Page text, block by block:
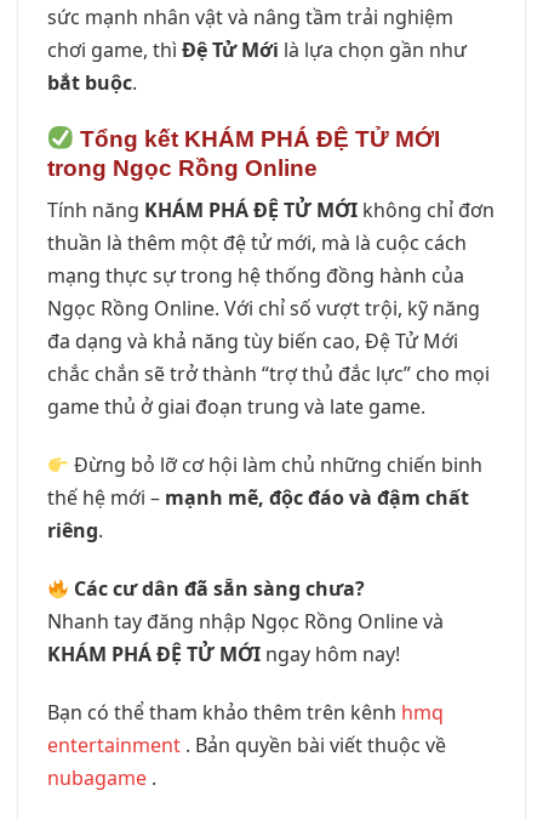
sức mạnh nhân vật và nâng tầm trải nghiệm
chơi game, thì Đệ Tử Mới là lựa chọn gần như
bắt buộc.
Tổng kết KHÁM PHÁ ĐỆ TỬ MỚI
trong Ngọc Rồng Online
Tính năng KHÁM PHÁ ĐỆ TỬ MỚI không chỉ đơn
thuần là thêm một đệ tử mới, mà là cuộc cách
mạng thực sự trong hệ thống đồng hành của
Ngọc Rồng Online. Với chỉ số vượt trội, kỹ năng
đa dạng và khả năng tùy biến cao, Đệ Tử Mới
chắc chắn sẽ trở thành “trợ thủ đắc lực” cho mọi
game thủ ở giai đoạn trung và late game.
Đừng bỏ lỡ cơ hội làm chủ những chiến binh
thế hệ mới – mạnh mẽ, độc đáo và đậm chất
riêng.
Các cư dân đã sẵn sàng chưa?
Nhanh tay đăng nhập Ngọc Rồng Online và
KHÁM PHÁ ĐỆ TỬ MỚI ngay hôm nay!
Bạn có thể tham khảo thêm trên kênh hmq
entertainment . Bản quyền bài viết thuộc về
nubagame .